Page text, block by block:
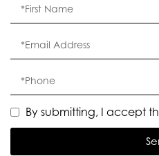
By submitting, I accept